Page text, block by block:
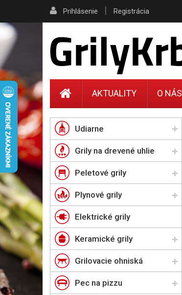
Udiarne
Grily na drevené uhlie
Peletové grily
Plynové grily
Elektrické grily
Keramické grily
Grilovacie ohniská
Pec na pizzu
Prihlásenie | Registrácia
AKTUALITY O NÁS